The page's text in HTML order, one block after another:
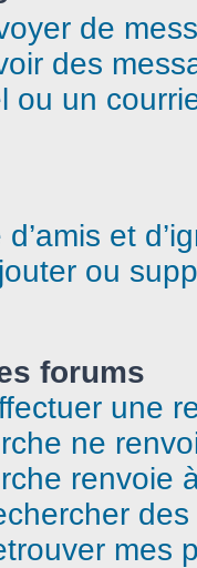
de
des
ou un
et
ou
forums
une
ne
renvoie
mes